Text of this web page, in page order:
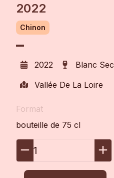
2022
Chinon
2022
Blanc Sec
Vallée De La Loire
Format
bouteille de 75 cl
1